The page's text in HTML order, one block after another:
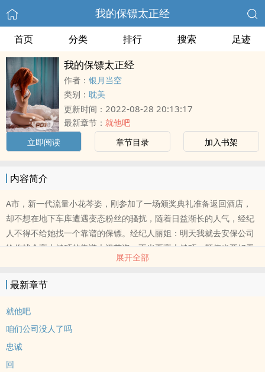
我的保镖太正经
首页 分类 排行 搜索 足迹
我的保镖太正经
作者： 银月当空
类别： 耽美
更新时间： 2022-08-28 20:13:17
最新章节： 就他吧
立即阅读
章节目录 加入书架
内容简介
A市，新一代流量小花芩姿，刚参加了一场颁奖典礼准备返回酒店，
却不想在地下车库遭遇变态粉丝的骚扰，随着日益渐长的人气，经纪
人不得不给她找一个靠谱的保镖。经纪人丽姐：明天我就去安保公司
给你找个高大健硕的靠谱大汉芩姿：不光要高大健硕，颜值也要好看
的这是她的唯一要求。丽姐：知道，你的要求我能不知道吗？就连司
机都要颜值高的忠诚安保:卫兮然：咱们公司是没人了吗？佟景舟：我
刚带了一批颜值还不错的年轻人去面试，结果一个都没选上卫兮然：
一批不行？你再换一批不就行了？佟景舟：没有了，剩下的十来人颜
展开全部
最新章节
就他吧
咱们公司没人了吗
忠诚
回